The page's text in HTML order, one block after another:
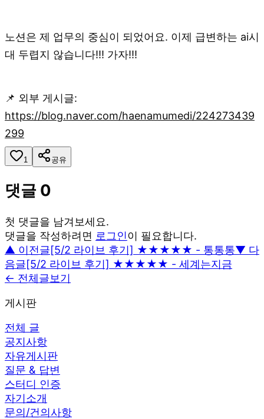
노션은 제 업무의 중심이 되었어요. 이제 급변하는 ai시
대 두렵지 않습니다!!! 가자!!!
📌 외부 게시글:
https://blog.naver.com/haenamumedi/224273439
299
1 공유
댓글 0
첫 댓글을 남겨보세요.
댓글을 작성하려면 로그인이 필요합니다.
▲ 이전글[5/2 라이브 후기] ★★★★★ - 통통통▼ 다
음글[5/2 라이브 후기] ★★★★★ - 세계는지금
← 전체글보기
게시판
전체 글
공지사항
자유게시판
질문 & 답변
스터디 인증
자기소개
문의/건의사항